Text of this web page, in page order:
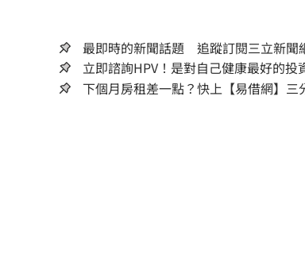
最即時的新聞話題 追蹤訂閱三立新聞
立即諮詢HPV！是對自己健康最好的投
下個月房租差一點？快上【易借網】三